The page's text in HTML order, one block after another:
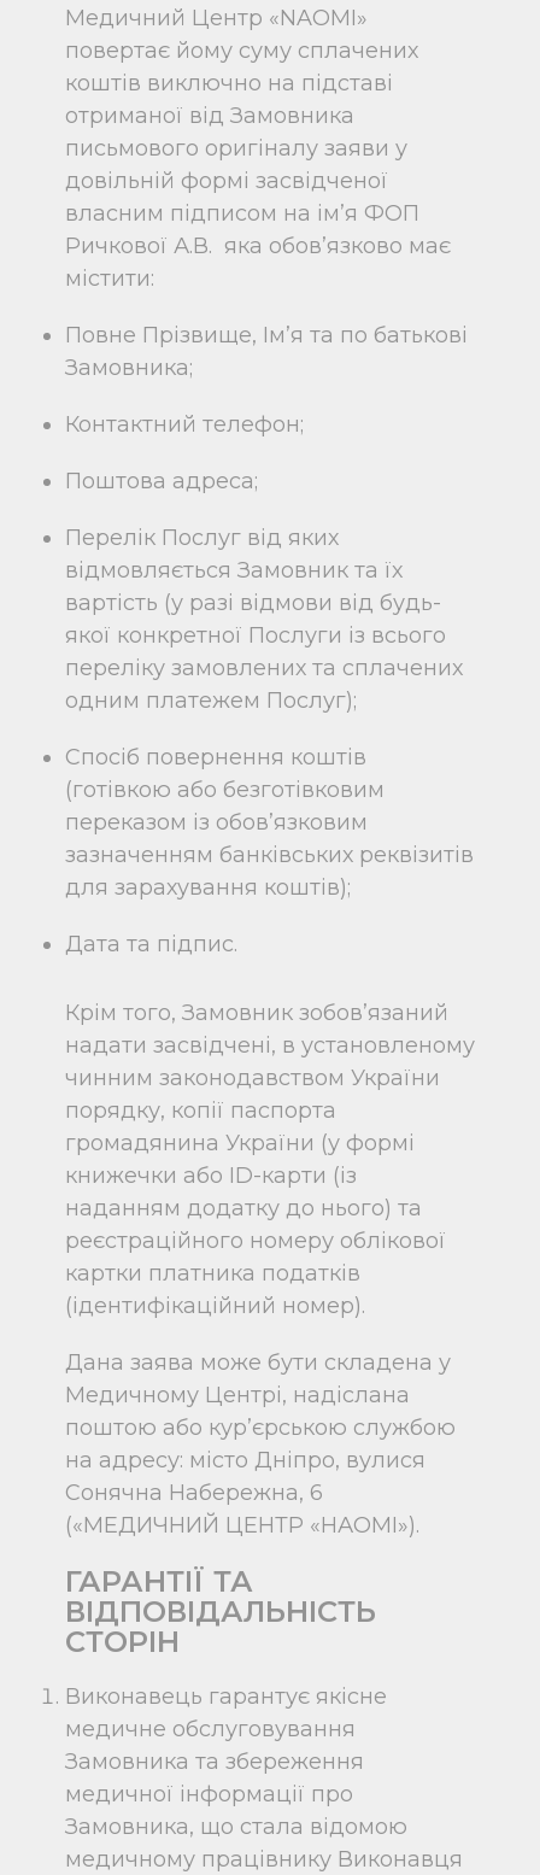
Медичний Центр «NAOMI»
повертає йому суму сплачених
коштів виключно на підставі
отриманої від Замовника
письмового оригіналу заяви у
довільній формі засвідченої
власним підписом на ім’я ФОП
Ричкової А.В. яка обов’язково має
містити:
Повне Прізвище, Ім’я та по батькові
Замовника;
Контактний телефон;
Поштова адреса;
Перелік Послуг від яких
відмовляється Замовник та їх
вартість (у разі відмови від будь-
якої конкретної Послуги із всього
переліку замовлених та сплачених
одним платежем Послуг);
Спосіб повернення коштів
(готівкою або безготівковим
переказом із обов’язковим
зазначенням банківських реквізитів
для зарахування коштів);
Дата та підпис.
Крім того, Замовник зобов’язаний
надати засвідчені, в установленому
чинним законодавством України
порядку, копії паспорта
громадянина України (у формі
книжечки або ID-карти (із
наданням додатку до нього) та
реєстраційного номеру облікової
картки платника податків
(ідентифікаційний номер).
Дана заява може бути складена у
Медичному Центрі, надіслана
поштою або кур’єрською службою
на адресу: місто Дніпро, вулися
Сонячна Набережна, 6
(«МЕДИЧНИЙ ЦЕНТР «НАОМІ»).
ГАРАНТІЇ ТА
ВІДПОВІДАЛЬНІСТЬ
СТОРІН
Виконавець гарантує якісне
медичне обслуговування
Замовника та збереження
медичної інформації про
Замовника, що стала відомою
медичному працівнику Виконавця